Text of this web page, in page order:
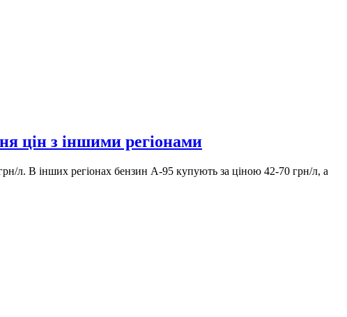
цін з іншими регіонами
л. В інших регіонах бензин А-95 купують за ціною 42-70 грн/л, а